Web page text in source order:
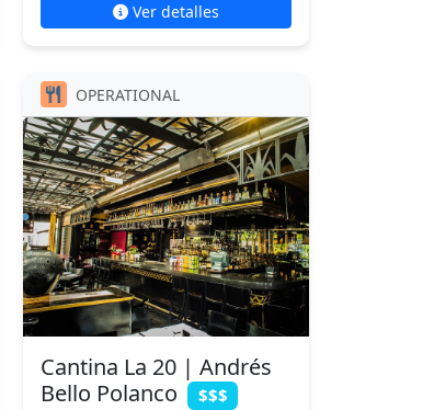
Ver detalles
OPERATIONAL
Cantina La 20 | Andrés
Bello Polanco
$$$